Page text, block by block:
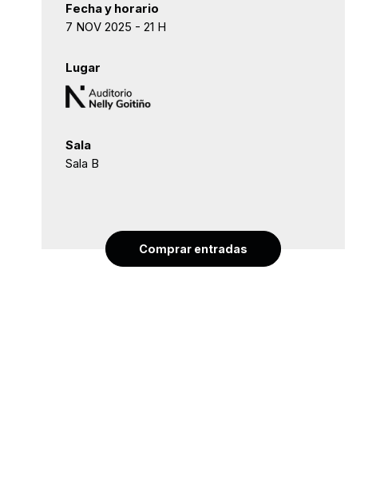
Fecha y horario
7 NOV 2025 - 21 H
Lugar
Sala
Sala B
Comprar entradas